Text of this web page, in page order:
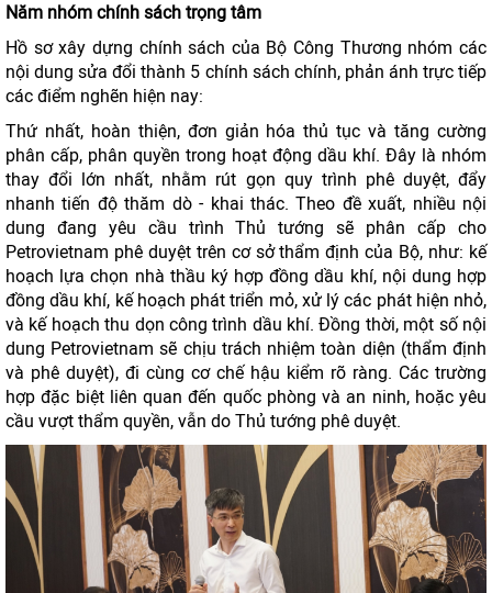
Năm nhóm chính sách trọng tâm
Hồ sơ xây dựng chính sách của Bộ Công Thương nhóm các
nội dung sửa đổi thành 5 chính sách chính, phản ánh trực tiếp
các điểm nghẽn hiện nay:
Thứ nhất, hoàn thiện, đơn giản hóa thủ tục và tăng cường
phân cấp, phân quyền trong hoạt động dầu khí. Đây là nhóm
thay đổi lớn nhất, nhằm rút gọn quy trình phê duyệt, đẩy
nhanh tiến độ thăm dò - khai thác. Theo đề xuất, nhiều nội
dung đang yêu cầu trình Thủ tướng sẽ phân cấp cho
Petrovietnam phê duyệt trên cơ sở thẩm định của Bộ, như: kế
hoạch lựa chọn nhà thầu ký hợp đồng dầu khí, nội dung hợp
đồng dầu khí, kế hoạch phát triển mỏ, xử lý các phát hiện nhỏ,
và kế hoạch thu dọn công trình dầu khí. Đồng thời, một số nội
dung Petrovietnam sẽ chịu trách nhiệm toàn diện (thẩm định
và phê duyệt), đi cùng cơ chế hậu kiểm rõ ràng. Các trường
hợp đặc biệt liên quan đến quốc phòng và an ninh, hoặc yêu
cầu vượt thẩm quyền, vẫn do Thủ tướng phê duyệt.